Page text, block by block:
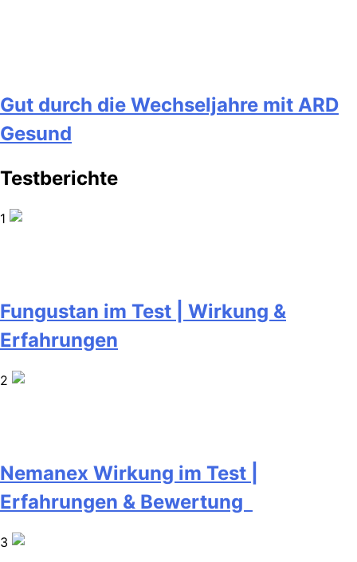
Gut durch die Wechseljahre mit ARD
Gesund
Testberichte
1
Fungustan im Test | Wirkung &
Erfahrungen
2
Nemanex Wirkung im Test |
Erfahrungen & Bewertung
3